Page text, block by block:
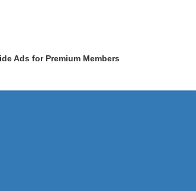
Ads for Premium Members